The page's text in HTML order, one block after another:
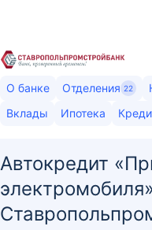
О банке Отделения 22
Вклады
Ипотека
Автокредит